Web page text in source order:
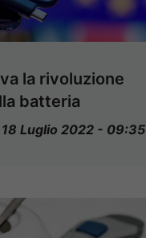
la rivoluzione
batteria
18 Luglio 2022 - 09:35